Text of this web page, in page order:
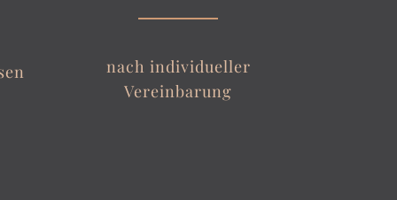
nach individueller
Vereinbarung